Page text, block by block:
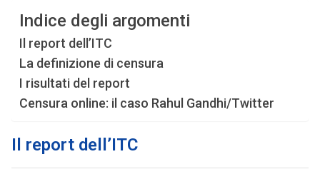
Indice degli argomenti
Il report dell’ITC
La definizione di censura
I risultati del report
Censura online: il caso Rahul Gandhi/Twitter
Il report dell’ITC